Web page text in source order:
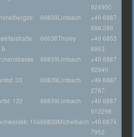
924900
66839Limbach
+49 6887
888 289
b
66636Tholey
+49 6853
6953
66839Limbach
+49 6887
92940
33 66839Limbach
+49 6887
2787
122 66839Limbach
+49 6887
912298
10a66839Michelbach +49 6874
7952